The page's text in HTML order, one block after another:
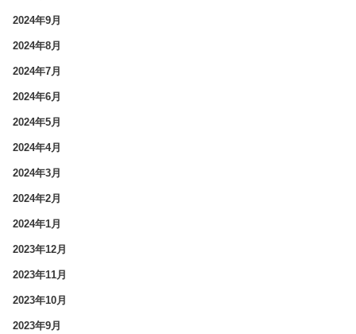
2024年9月
2024年8月
2024年7月
2024年6月
2024年5月
2024年4月
2024年3月
2024年2月
2024年1月
2023年12月
2023年11月
2023年10月
2023年9月